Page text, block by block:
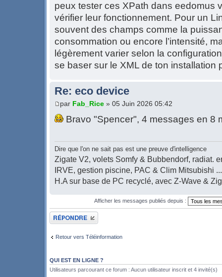
peux tester ces XPath dans eedomus
vérifier leur fonctionnement. Pour un
souvent des champs comme la
consommation ou encore l’intensité,
légèrement varier selon la
se baser sur le XML de ton installation
Re: eco device
par Fab_Rice » 05 Juin 2026 05:42
Bravo "Spencer", 4 messages en 8
Dire que l'on ne sait pas est une preuve d'intelligence
Zigate V2, volets Somfy & Bubbendorf, radiat.
IRVE, gestion piscine, PAC & Clim Mitsubishi ...
H.A sur base de PC recyclé, avec Z-Wave &
Afficher les messages publiés depuis :
Publier une réponse
Retour vers Téléinformation
QUI EST EN LIGNE ?
Utilisateurs parcourant ce forum : Aucun utilisateur inscrit et 4 invité(s)